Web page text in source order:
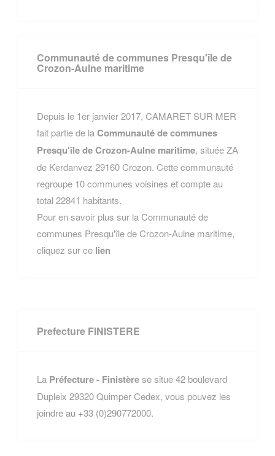
Communauté de communes Presqu'île de
Crozon-Aulne maritime
Depuis le 1er janvier 2017, CAMARET SUR MER
fait partie de laCommunauté de communes
Presqu'île de Crozon-Aulne maritime, située ZA
de Kerdanvez 29160 Crozon. Cette communauté
regroupe 10 communes voisines et compte au
total 22841 habitants.
Pour en savoir plus sur la Communauté de
communes Presqu'île de Crozon-Aulne maritime,
cliquez sur ce lien
Prefecture FINISTERE
La Préfecture - Finistèrese situe 42 boulevard
Dupleix 29320 Quimper Cedex, vous pouvez les
joindre au +33 (0)290772000.